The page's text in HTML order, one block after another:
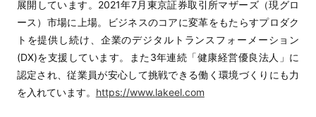
展開しています。2021年7月東京証券取引所マザーズ（現グロ
ース）市場に上場。ビジネスのコアに変革をもたらすプロダク
トを提供し続け、企業のデジタルトランスフォーメーション
(DX)を支援しています。また3年連続「健康経営優良法人」に
認定され、従業員が安心して挑戦できる働く環境づくりにも力
を入れています。 https://www.lakeel.com